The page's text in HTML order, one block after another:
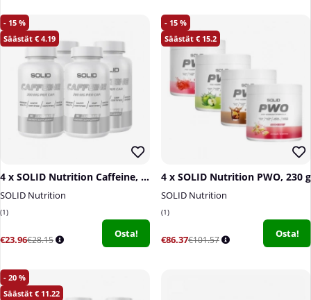
15
4.19
4 x SOLID Nutrition Caffeine, 90 caps
SOLID Nutrition
1
€23.96€28.15
Osta!
15
15.2
4 x SOLID Nutrition PWO, 230 g
SOLID Nutrition
1
€86.37€101.57
Osta!
20
11.22